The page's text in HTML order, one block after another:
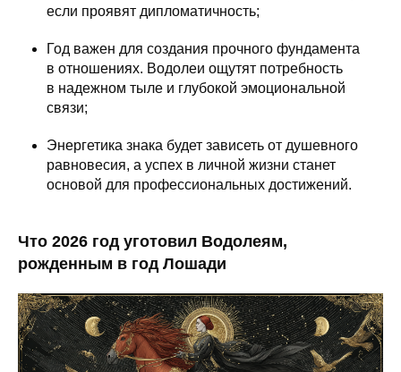
если проявят дипломатичность;
Год важен для создания прочного фундамента
в отношениях. Водолеи ощутят потребность
в надежном тыле и глубокой эмоциональной
связи;
Энергетика знака будет зависеть от душевного
равновесия, а успех в личной жизни станет
основой для профессиональных достижений.
Что 2026 год уготовил Водолеям,
рожденным в год Лошади